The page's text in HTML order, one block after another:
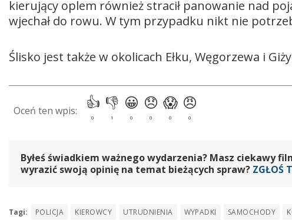
kierujący oplem również stracił panowanie nad
wjechał do rowu. W tym przypadku nikt nie
Ślisko jest także w okolicach Ełku, Węgorzewa i
Byłeś świadkiem ważnego wydarzenia? Masz ciekawy
wyrazić swoją opinię na temat bieżących spraw? ZGŁOŚ
Tagi: POLICJA KIEROWCY UTRUDNIENIA WYPADKI SAMOCHODY